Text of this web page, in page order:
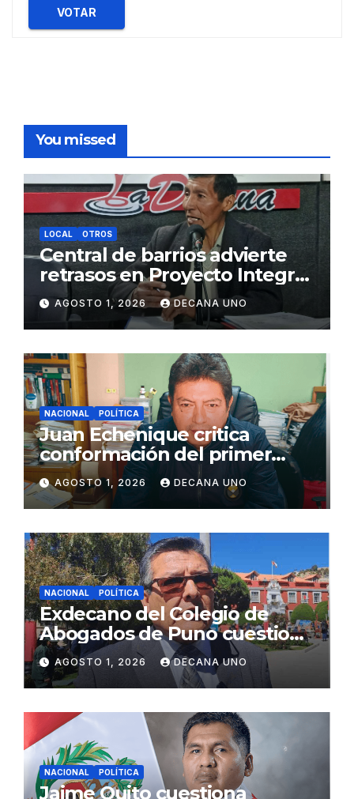
VOTAR
You missed
LOCAL OTROS
Central de barrios advierte
retrasos en Proyecto Integral
de Agua y Alcantarillado para
Juliaca
AGOSTO 1, 2026 DECANA UNO
NACIONAL POLÍTICA
Juan Echenique critica
conformación del primer
gabinete ministerial de Keiko
Fujimori
AGOSTO 1, 2026 DECANA UNO
NACIONAL POLÍTICA
Exdecano del Colegio de
Abogados de Puno cuestiona
propuestas sobre seguridad
ciudadana
AGOSTO 1, 2026 DECANA UNO
NACIONAL POLÍTICA
Jaime Quito cuestiona